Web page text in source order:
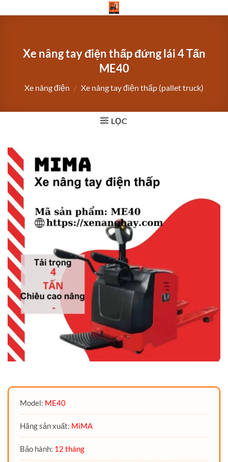
qua
Xe nâng tay điện thấp đứng lái 4 Tấn
ME40
Xe nâng điện / Xe nâng tay điện thấp (pallet truck)
LỌC
Model: ME40
Hãng sản xuất: MiMA
Bảo hành: 12 tháng